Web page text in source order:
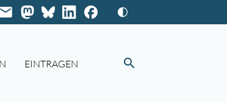
EINTRAGEN search